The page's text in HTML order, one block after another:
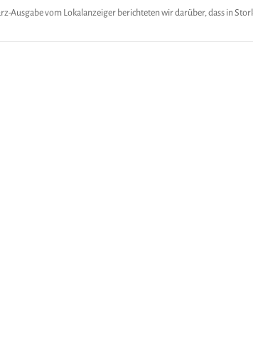
Ausgabe vom Lokalanzeiger berichteten wir darüber, dass in